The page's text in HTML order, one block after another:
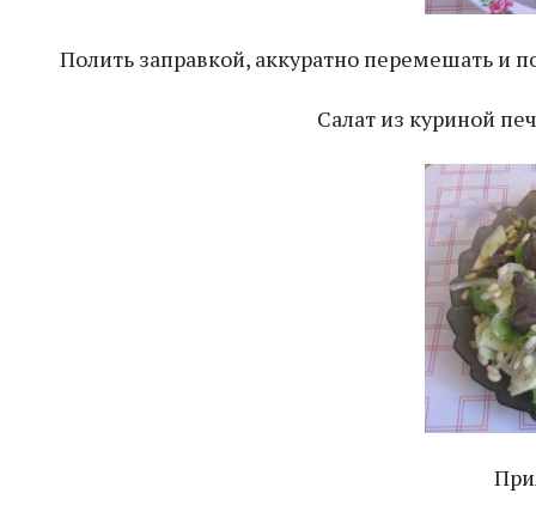
Полить заправкой, аккуратно перемешать и
Салат из куриной